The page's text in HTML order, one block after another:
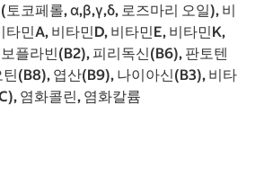
토코페롤, α,β,γ,δ, 로즈마리 오일), 비
타민A, 비타민D, 비타민E, 비타민K,
플라빈(B2), 피리독신(B6), 판토텐
(B8), 엽산(B9), 나이아신(B3), 비타
염화콜린, 염화칼륨